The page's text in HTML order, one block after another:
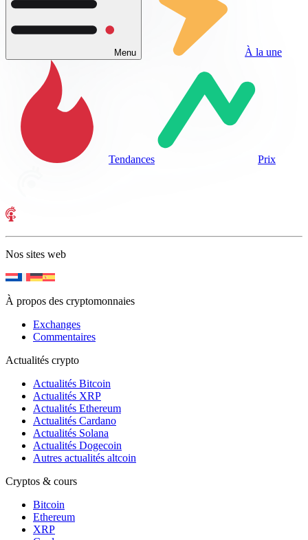
Menu À la une
Tendances Prix
Nos sites web
À propos des cryptomonnaies
Exchanges
Commentaires
Actualités crypto
Actualités Bitcoin
Actualités XRP
Actualités Ethereum
Actualités Cardano
Actualités Solana
Actualités Dogecoin
Autres actualités altcoin
Cryptos & cours
Bitcoin
Ethereum
XRP